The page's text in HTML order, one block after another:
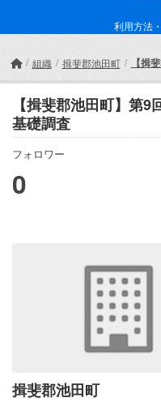
利用方法
組織 揖斐郡池田町 【揖
【揖斐郡池田町】第9
基礎調査
フォロワー
0
揖斐郡池田町